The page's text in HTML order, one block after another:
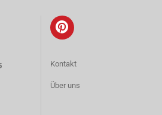
Kontakt
Über uns